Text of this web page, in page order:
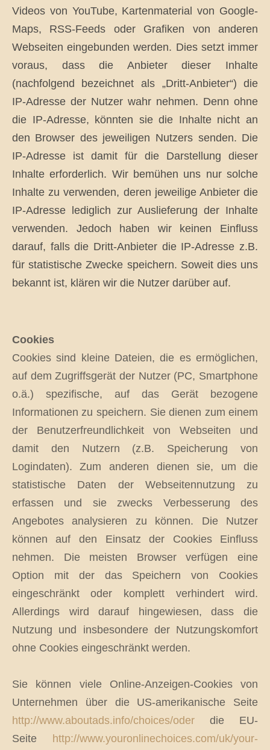
Videos von YouTube, Kartenmaterial von Google-
Maps, RSS-Feeds oder Grafiken von anderen
Webseiten eingebunden werden. Dies setzt immer
voraus, dass die Anbieter dieser Inhalte
(nachfolgend bezeichnet als „Dritt-Anbieter“) die
IP-Adresse der Nutzer wahr nehmen. Denn ohne
die IP-Adresse, könnten sie die Inhalte nicht an
den Browser des jeweiligen Nutzers senden. Die
IP-Adresse ist damit für die Darstellung dieser
Inhalte erforderlich. Wir bemühen uns nur solche
Inhalte zu verwenden, deren jeweilige Anbieter die
IP-Adresse lediglich zur Auslieferung der Inhalte
verwenden. Jedoch haben wir keinen Einfluss
darauf, falls die Dritt-Anbieter die IP-Adresse z.B.
für statistische Zwecke speichern. Soweit dies uns
bekannt ist, klären wir die Nutzer darüber auf.
Cookies
Cookies sind kleine Dateien, die es ermöglichen,
auf dem Zugriffsgerät der Nutzer (PC, Smartphone
o.ä.) spezifische, auf das Gerät bezogene
Informationen zu speichern. Sie dienen zum einem
der Benutzerfreundlichkeit von Webseiten und
damit den Nutzern (z.B. Speicherung von
Logindaten). Zum anderen dienen sie, um die
statistische Daten der Webseitennutzung zu
erfassen und sie zwecks Verbesserung des
Angebotes analysieren zu können. Die Nutzer
können auf den Einsatz der Cookies Einfluss
nehmen. Die meisten Browser verfügen eine
Option mit der das Speichern von Cookies
eingeschränkt oder komplett verhindert wird.
Allerdings wird darauf hingewiesen, dass die
Nutzung und insbesondere der Nutzungskomfort
ohne Cookies eingeschränkt werden.
Sie können viele Online-Anzeigen-Cookies von
Unternehmen über die US-amerikanische Seite
http://www.aboutads.info/choices/oderdie EU-
Seite
http://www.youronlinechoices.com/uk/your-